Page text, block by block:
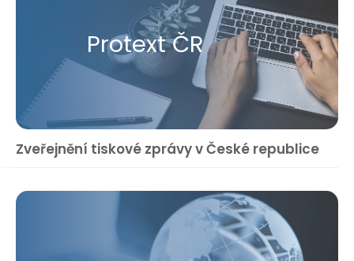
Protext ČR
Zveřejnění tiskové zprávy v České republice